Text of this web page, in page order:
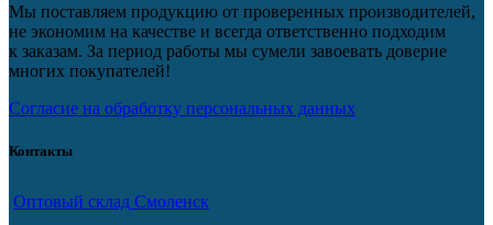
Мы поставляем продукцию от проверенных производителей,
не экономим на качестве и всегда ответственно подходим
к заказам. За период работы мы сумели завоевать доверие
многих покупателей!
Согласие на обработку персональных данных
Контакты
Оптовый склад Смоленск